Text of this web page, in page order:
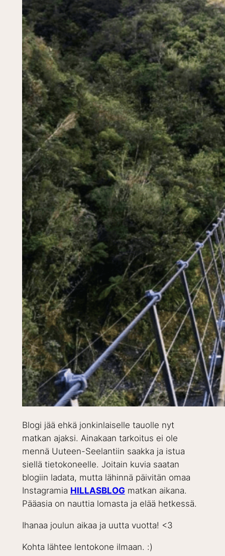
Blogi jää ehkä jonkinlaiselle tauolle nyt
matkan ajaksi. Ainakaan tarkoitus ei ole
mennä Uuteen-Seelantiin saakka ja istua
siellä tietokoneelle. Joitain kuvia saatan
blogiin ladata, mutta lähinnä päivitän omaa
Instagramia HILLASBLOG matkan aikana.
Pääasia on nauttia lomasta ja elää hetkessä.
Ihanaa joulun aikaa ja uutta vuotta! <3
Kohta lähtee lentokone ilmaan. :)